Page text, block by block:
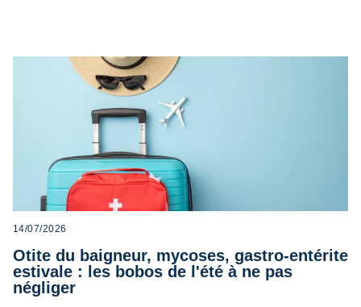
14/07/2026
Otite du baigneur, mycoses, gastro-entérite
estivale : les bobos de l'été à ne pas
négliger